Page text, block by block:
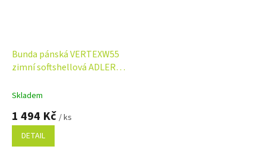
Bunda pánská VERTEXW55
zimní softshellová ADLER,
Skladem
1 494 Kč / ks
DETAIL